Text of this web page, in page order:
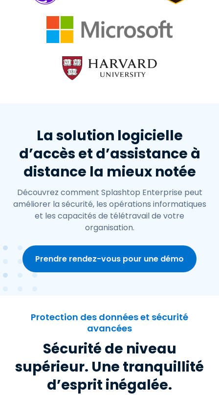
La solution logicielle
d’accès et d’assistance à
distance la mieux notée
Découvrez comment Splashtop Enterprise peut
améliorer la sécurité, les opérations informatiques
et les capacités de télétravail de votre
organisation.
Prendre rendez-vous pour une démo
Protection des données et sécurité
avancées
Sécurité de niveau
supérieur. Une tranquillité
d’esprit inégalée.